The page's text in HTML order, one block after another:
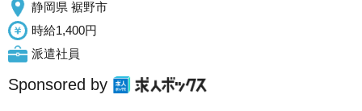
静岡県 裾野市
時給1,400円
派遣社員
Sponsored by